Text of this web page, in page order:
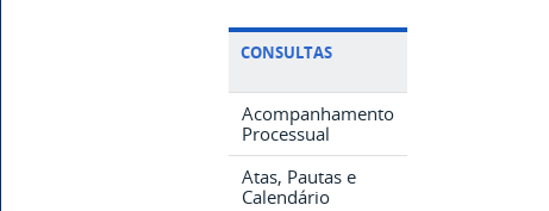
CONSULTAS
Acompanhamento
Processual
Atas, Pautas e
Calendário